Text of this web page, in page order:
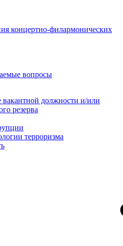
концертно-филармонических
вопросы
должности и/или
резерва
терроризма